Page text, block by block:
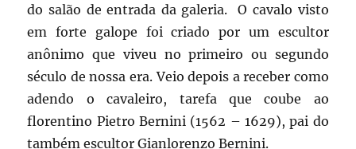
do salão de entrada da galeria. O cavalo visto
em forte galope foi criado por um escultor
anônimo que viveu no primeiro ou segundo
século de nossa era. Veio depois a receber como
adendo o cavaleiro, tarefa que coube ao
florentino Pietro Bernini (1562 – 1629), pai do
também escultor Gianlorenzo Bernini.